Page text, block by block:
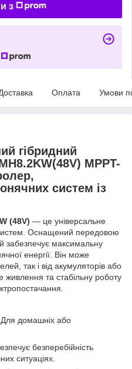
з
Оплата Умови
гібридний
MPPT-
систем із
(48V) — це універсальне
Оснащений передовою
забезпечує максимальну
енергії. Він може
так і від акумуляторів або
та стабільну роботу
домашніх або
безперебійність
ситуаціях.